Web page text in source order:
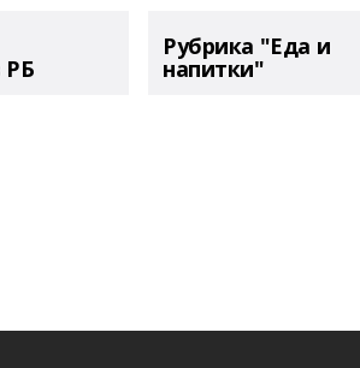
РБ
Рубрика "Еда и
напитки"